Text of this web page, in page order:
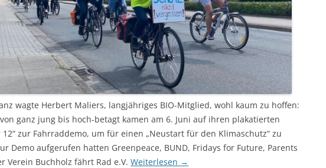
wagte Herbert Maliers, langjähriges BIO-Mitglied, wohl kaum zu hoffen:
ganz jung bis hoch-betagt kamen am 6. Juni auf ihren plakatierten
12“ zur Fahrraddemo, um für einen „Neustart für den Klimaschutz“ zu
Demo aufgerufen hatten Greenpeace, BUND, Fridays for Future, Parents
Verein Buchholz fährt Rad e.V. Weiterlesen →